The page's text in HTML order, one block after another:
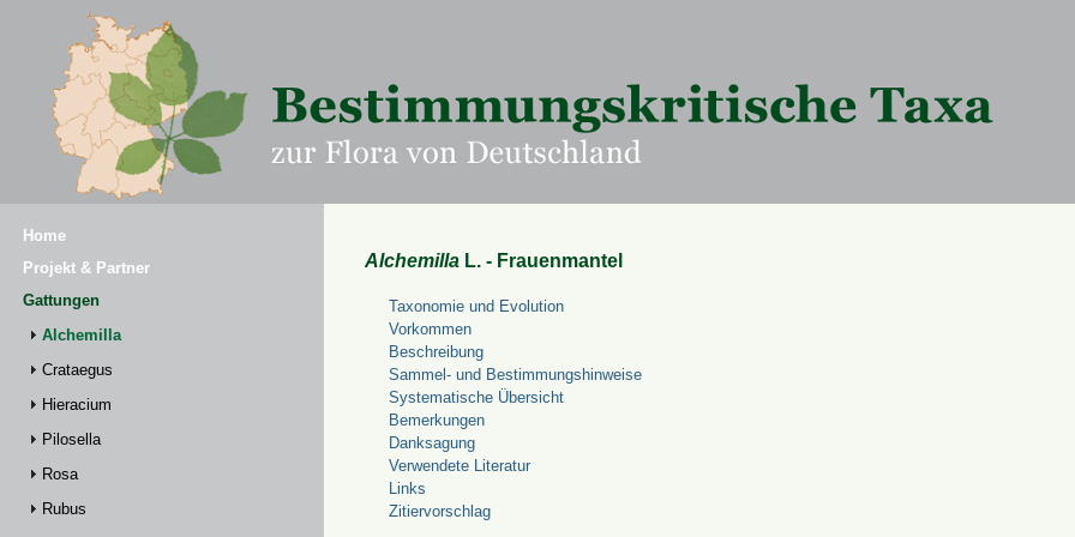
Home
Projekt & Partner
Gattungen
Alchemilla
Crataegus
Hieracium
Pilosella
Rosa
Rubus
Alchemilla L. - Frauenmantel
Taxonomie und Evolution
Vorkommen
Beschreibung
Sammel- und Bestimmungshinweise
Systematische Übersicht
Bemerkungen
Danksagung
Verwendete Literatur
Links
Zitiervorschlag